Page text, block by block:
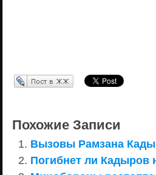
Перепост в ЖЖ
Похожие Записи
Вызовы Рамзана
Погибнет ли Кадыров